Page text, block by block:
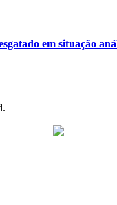
em situação